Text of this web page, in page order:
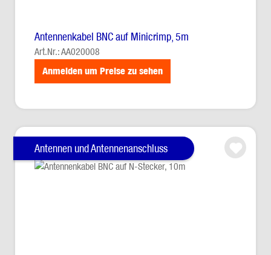
Antennenkabel BNC auf Minicrimp, 5m
Art.Nr.: AA020008
Anmelden um Preise zu sehen
Antennen und Antennenanschluss